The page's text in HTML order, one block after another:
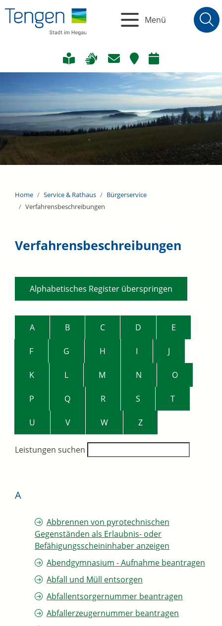
Menü
Home Service & Rathaus
Bürgerservice
Verfahrensbeschreibungen
Verfahrensbeschreibungen
Alphabetisches Register überspringen
A B C D E
F G H I J
K L M N O
P Q R S T
U V W Z
Leistungen suchen
A
Abbrennen von pyrotechnischen
Gegenständen als Erlaubnis- oder
Befähigungsscheininhaber anzeigen
Abendgymnasium - Aufnahme beantragen
Abfall und Müll entsorgen
Abfallentsorgernummer beantragen
Abfallerzeugernummer beantragen